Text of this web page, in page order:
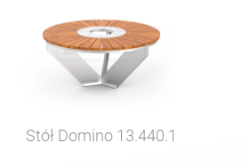
Stół Domino 13.440.1